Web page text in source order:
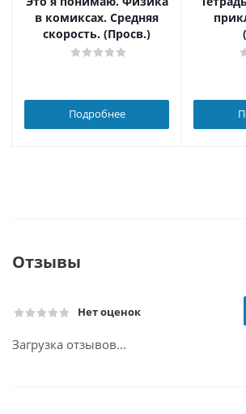
в комиксах. Средняя
скорость. (Просв.)
Подробнее
Отзывы
Нет оценок
Загрузка отзывов...